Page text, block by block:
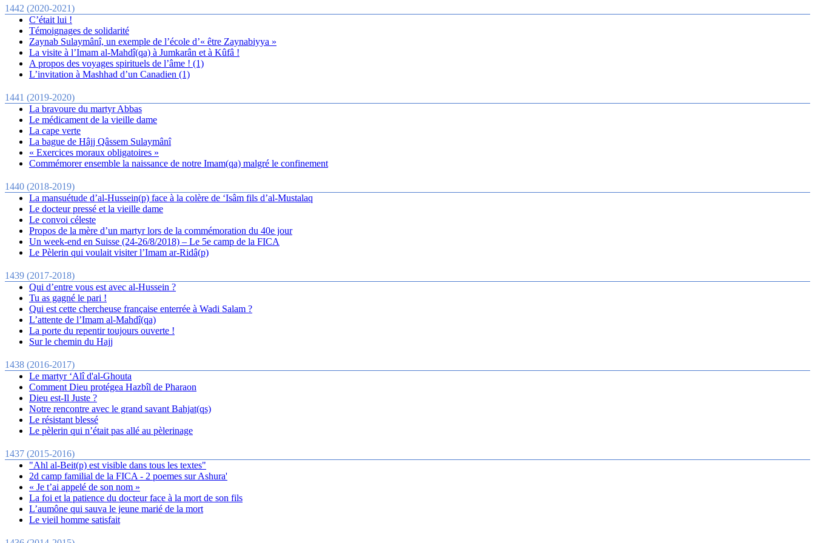
1442 (2020-2021)
C’était lui !
Témoignages de solidarité
Zaynab Sulaymânî, un exemple de l’école d’« être Zaynabiyya »
La visite à l’Imam al-Mahdî(qa) à Jumkarân et à Kûfâ !
A propos des voyages spirituels de l’âme ! (1)
L’invitation à Mashhad d’un Canadien (1)
1441 (2019-2020)
La bravoure du martyr Abbas
Le médicament de la vieille dame
La cape verte
La bague de Hâjj Qâssem Sulaymânî
« Exercices moraux obligatoires »
Commémorer ensemble la naissance de notre Imam(qa) malgré le confinement
1440 (2018-2019)
La mansuétude d’al-Hussein(p) face à la colère de ‘Isâm fils d’al-Mustalaq
Le docteur pressé et la vieille dame
Le convoi céleste
Propos de la mère d’un martyr lors de la commémoration du 40e jour
Un week-end en Suisse (24-26/8/2018) – Le 5e camp de la FICA
Le Pèlerin qui voulait visiter l’Imam ar-Ridâ(p)
1439 (2017-2018)
Qui d’entre vous est avec al-Hussein ?
Tu as gagné le pari !
Qui est cette chercheuse française enterrée à Wadi Salam ?
L’attente de l’Imam al-Mahdî(qa)
La porte du repentir toujours ouverte !
Sur le chemin du Hajj
1438 (2016-2017)
Le martyr ‘Alî d'al-Ghouta
Comment Dieu protégea Hazbîl de Pharaon
Dieu est-Il Juste ?
Notre rencontre avec le grand savant Bahjat(qs)
Le résistant blessé
Le pèlerin qui n’était pas allé au pèlerinage
1437 (2015-2016)
"Ahl al-Beit(p) est visible dans tous les textes"
2d camp familial de la FICA - 2 poemes sur Ashura'
« Je t’ai appelé de son nom »
La foi et la patience du docteur face à la mort de son fils
L’aumône qui sauva le jeune marié de la mort
Le vieil homme satisfait